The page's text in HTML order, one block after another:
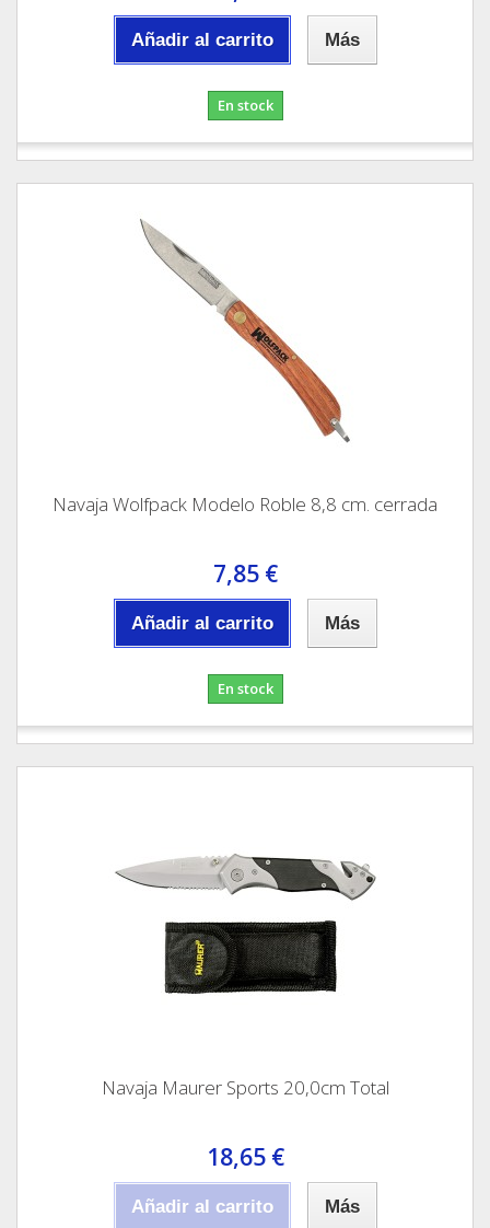
Añadir al carrito Más
En stock
Navaja Wolfpack Modelo Roble 8,8 cm. cerrada
7,85 €
Añadir al carrito Más
En stock
Navaja Maurer Sports 20,0cm Total
18,65 €
Añadir al carrito Más